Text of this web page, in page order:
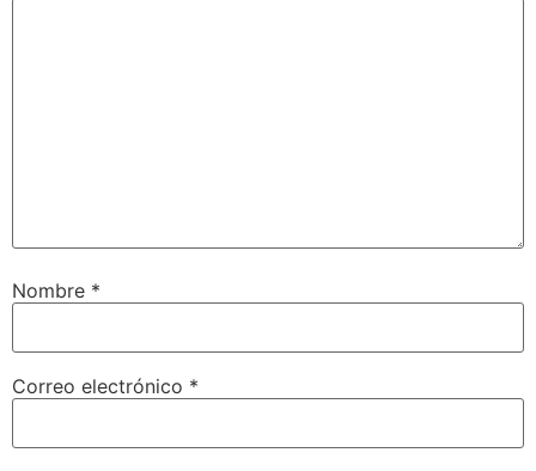
Nombre *
Correo electrónico *